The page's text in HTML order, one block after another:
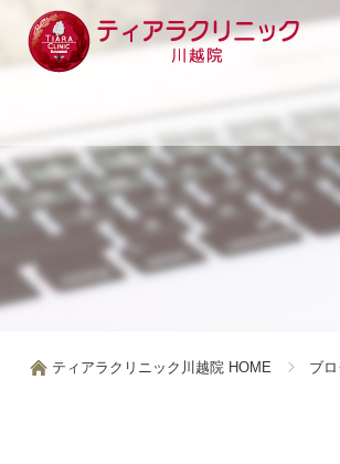
ティアラクリニック川越院 HOME ブ